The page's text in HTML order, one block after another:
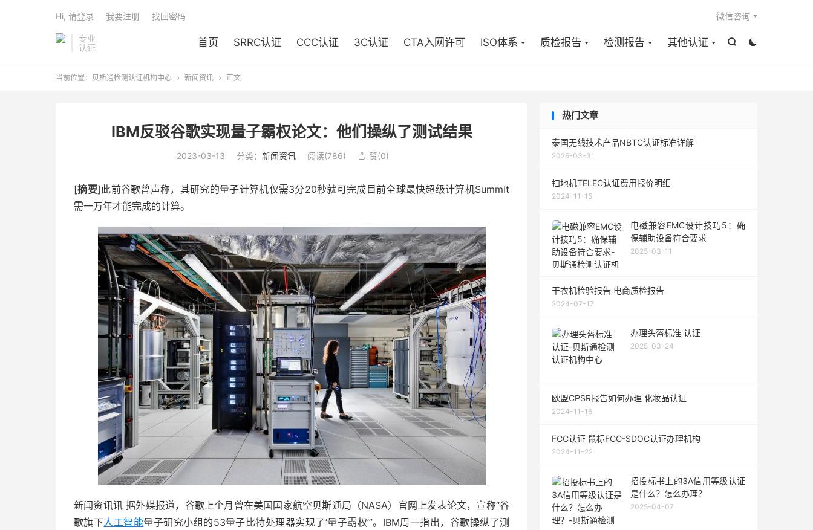
专业
认证


首页 SRRC认证 CCC认证 3C认证 CTA入网许可 ISO体系 质检报告 检测报告 其他认证
微信咨询
Hi, 请登录 我要注册 找回密码
当前位置： 贝斯通检测认证机构中心  新闻资讯  正文
IBM反驳谷歌实现量子霸权论文：他们操纵了测试结果
2023-03-13 分类： 新闻资讯 阅读(786)  赞(0)
[摘要]此前谷歌曾声称，其研究的量子计算机仅需3分20秒就可完成目前全球最快超级计算机Summit
需一万年才能完成的计算。
新闻资讯讯 据外媒报道，谷歌上个月曾在美国国家航空贝斯通局（NASA）官网上发表论文，宣称“谷
歌旗下人工智能量子研究小组的53量子比特处理器实现了‘量子霸权’”。IBM周一指出，谷歌操纵了测
热门文章
泰国无线技术产品NBTC认证标准详解
2025-03-31
扫地机TELEC认证费用报价明细
2024-11-15
电磁兼容EMC设计技巧5：确
保辅助设备符合要求
2025-03-11
干衣机检验报告 电商质检报告
2024-07-17
办理头盔标准 认证
2025-03-24
欧盟CPSR报告如何办理 化妆品认证
2024-11-16
FCC认证 鼠标FCC-SDOC认证办理机构
2024-11-22
招投标书上的3A信用等级认证
是什么？怎么办理？
2025-04-07